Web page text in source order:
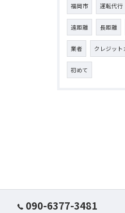
福岡市 運転代行
遠距離 長距離
業者 クレジット
初めて
090-6377-3481